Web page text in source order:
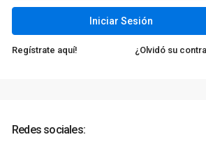
Iniciar Sesión
Regístrate aquí! ¿Olvidó su
Redes sociales: